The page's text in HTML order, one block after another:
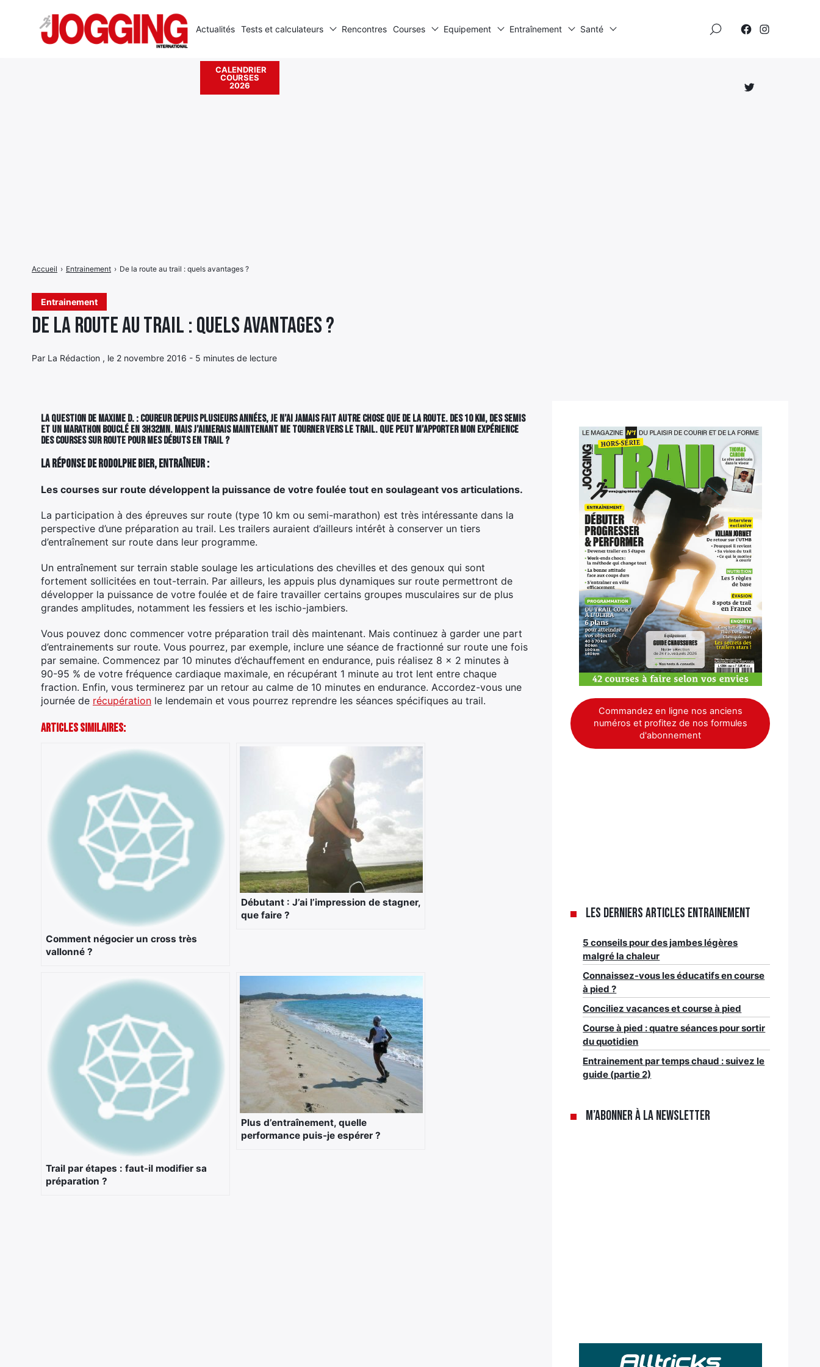
Entrainement
De la route au trail : quels avantages ?
Par La Rédaction , le 2 novembre 2016 - 5 minutes de lecture
Accueil › Entrainement › De la route au trail : quels avantages ?
La question de Maxime D. : Coureur depuis plusieurs années, je n’ai jamais fait autre chose que de la route. Des 10 km, des semis
et un marathon bouclé en 3h32mn. Mais j’aimerais maintenant me tourner vers le trail. Que peut m’apporter mon expérience
des courses sur route pour mes débuts en trail ?
La réponse de Rodolphe Bier, entraîneur :
Les courses sur route développent la puissance de votre foulée tout en soulageant vos articulations.
La participation à des épreuves sur route (type 10 km ou semi-marathon) est très intéressante dans la
perspective d’une préparation au trail. Les trailers auraient d’ailleurs intérêt à conserver un tiers
d’entraînement sur route dans leur programme.
Un entraînement sur terrain stable soulage les articulations des chevilles et des genoux qui sont
fortement sollicitées en tout-terrain. Par ailleurs, les appuis plus dynamiques sur route permettront de
développer la puissance de votre foulée et de faire travailler certains groupes musculaires sur de plus
grandes amplitudes, notamment les fessiers et les ischio-jambiers.
Vous pouvez donc commencer votre préparation trail dès maintenant. Mais continuez à garder une part
d’entrainements sur route. Vous pourrez, par exemple, inclure une séance de fractionné sur route une fois
par semaine. Commencez par 10 minutes d’échauffement en endurance, puis réalisez 8 x 2 minutes à
90-95 % de votre fréquence cardiaque maximale, en récupérant 1 minute au trot lent entre chaque
fraction. Enfin, vous terminerez par un retour au calme de 10 minutes en endurance. Accordez-vous une
journée de récupération le lendemain et vous pourrez reprendre les séances spécifiques au trail.
Articles Similaires:
Comment négocier un cross très
vallonné ?
Débutant : J’ai l’impression de stagner,
que faire ?
Trail par étapes : faut-il modifier sa
préparation ?
Plus d’entraînement, quelle
performance puis-je espérer ?
Commandez en ligne nos anciens
numéros et profitez de nos formules
d'abonnement
Les derniers articles Entrainement
5 conseils pour des jambes légères
malgré la chaleur
Connaissez-vous les éducatifs en course
à pied ?
Conciliez vacances et course à pied
Course à pied : quatre séances pour sortir
du quotidien
Entrainement par temps chaud : suivez le
guide (partie 2)
M’abonner à la newsletter
Actualités Tests et calculateurs Rencontres Courses Equipement Entraînement Santé
CALENDRIER
COURSES
2026
Élément
Rechercher